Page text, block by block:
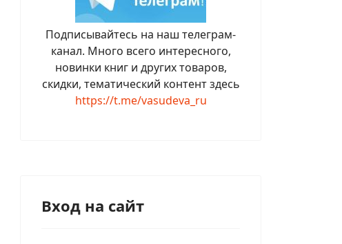
Подписывайтесь на наш телеграм-
канал. Много всего интересного,
новинки книг и других товаров,
скидки, тематический контент здесь
https://t.me/vasudeva_ru
Вход на сайт